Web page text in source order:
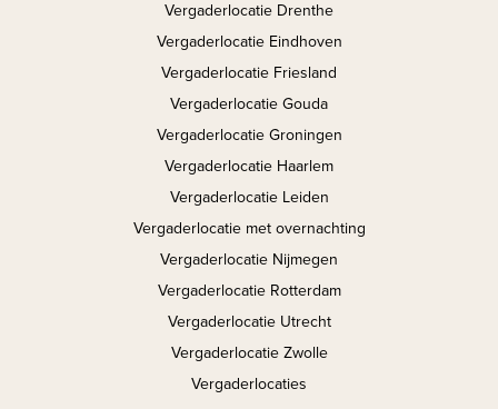
Vergaderlocatie Drenthe
Vergaderlocatie Eindhoven
Vergaderlocatie Friesland
Vergaderlocatie Gouda
Vergaderlocatie Groningen
Vergaderlocatie Haarlem
Vergaderlocatie Leiden
Vergaderlocatie met overnachting
Vergaderlocatie Nijmegen
Vergaderlocatie Rotterdam
Vergaderlocatie Utrecht
Vergaderlocatie Zwolle
Vergaderlocaties